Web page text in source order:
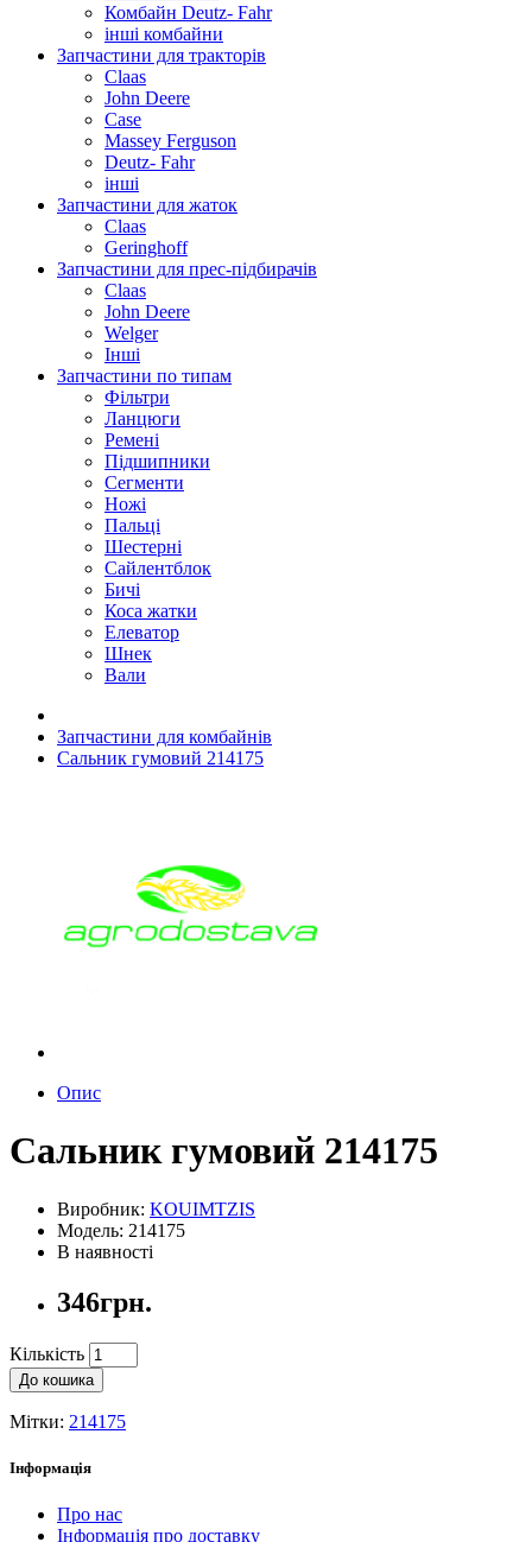
Комбайн Deutz- Fahr
інші комбайни
Запчастини для тракторів
Claas
John Deere
Case
Massey Ferguson
Deutz- Fahr
інші
Запчастини для жаток
Claas
Geringhoff
Запчастини для прес-підбирачів
Claas
John Deere
Welger
Інші
Запчастини по типам
Фільтри
Ланцюги
Ремені
Підшипники
Сегменти
Ножі
Пальці
Шестерні
Сайлентблок
Бичі
Коса жатки
Елеватор
Шнек
Вали
Запчастини для комбайнів
Сальник гумовий 214175
Опис
Сальник гумовий 214175
Виробник: KOUIMTZIS
Модель: 214175
В наявності
346грн.
Кількість
До кошика
Мітки: 214175
Інформація
Про нас
Інформація про доставку